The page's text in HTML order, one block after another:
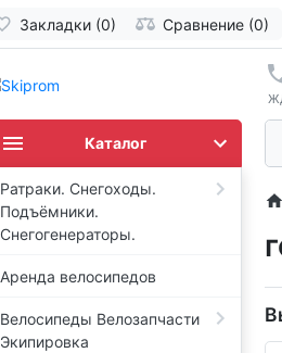
Закладки (0) Сравнение (0)
Каталог
Ратраки. Снегоходы.
Подъёмники.
Снегогенераторы.
Аренда велосипедов
Велосипеды Велозапчасти
Экипировка